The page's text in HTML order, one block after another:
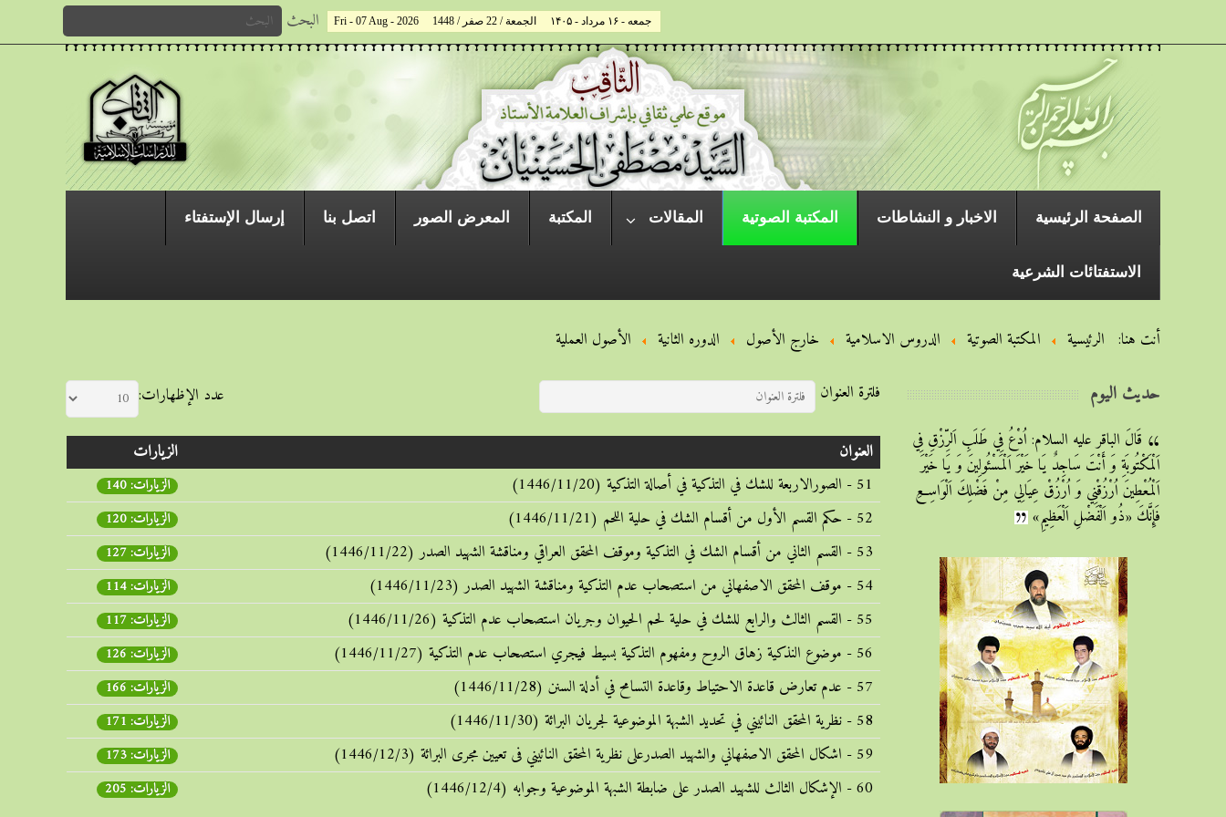
البحث جمعه - ۱۶ مرداد - ۱۴۰۵ الجمعة / 22 صفر / 1448 Fri - 07 Aug - 2026
الصفحة الرئیسیة الاخبار و النشاطات المكتبة الصوتية المقالات المكتبة المعرض الصور اتصل بنا إرسال الإستفتاء
الاستفتائات الشرعية
أنت هنا: الرئيسية المكتبة الصوتية الدروس الاسلامیة خارج الأصول الدوره الثانية
الأصول العملية
فلترة العنوان
عدد الإظهارات:
العنوان
الزيارات
51 - الصورالاربعة للشك في التذكية في أصالة التذكية (1446/11/20)
الزيارات: 140
52 - حكم القسم الأول من أقسام الشك في حلية اللحم (1446/11/21) الزيارات: 120
53 - القسم الثاني من أقسام الشك في التذكية وموقف المحقق العراقي ومناقشة الشهيد الصدر (1446/11/22) الزيارات: 127
54 - موقف المحقق الاصفهاني من استصحاب عدم التذكية ومناقشة الشهيد الصدر (1446/11/23) الزيارات: 114
55 - القسم الثالث والرابع للشك في حلية لحم الحيوان وجريان استصحاب عدم التذكية (1446/11/26) الزيارات: 117
56 - موضوع النذكية زهاق الروح ومفهوم التذكية بسيط فيجري استصحاب عدم التذكية (1446/11/27) الزيارات: 126
57 - عدم تعارض قاعدة الاحتياط وقاعدة التسامح في أدلة السنن (1446/11/28) الزيارات: 166
58 - نظرية المحقق النائيني في تحديد الشبهة الموضوعية لجريان البرائة (1446/11/30) الزيارات: 171
59 - اشكال المحقق الاصفهاني والشهيد الصدرعلى نظرية المحقق النائيني فى تعيين مجرى البرائة (1446/12/3) الزيارات: 173
60 - الإشكال الثالث للشهيد الصدر على ضابطة الشبهة الموضوعية وجوابه (1446/12/4) الزيارات: 205
حديث اليوم
قَالَ الباقر علیه السلام: اُدْعُ فِي طَلَبِ اَلرِّزْقِ فِي
اَلْمَكْتُوبَةِ وَ أَنْتَ سَاجِدٌ يَا خَيْرَ اَلْمَسْئُولِينَ وَ يَا خَيْرَ
اَلْمُعْطِينَ اُرْزُقْنِي وَ اُرْزُقْ عِيَالِي مِنْ فَضْلِكَ اَلْوَاسِعِ
فَإِنَّكَ «ذُو اَلْفَضْلِ اَلْعَظِيمِ»